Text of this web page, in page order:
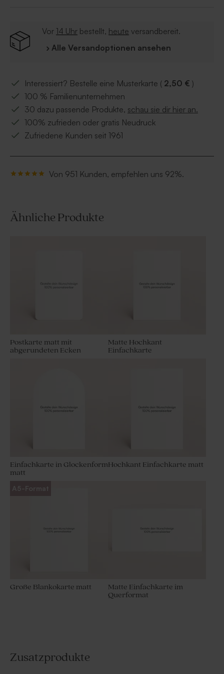
Ihnen Ihren Entwurf in CMYK Farben und einer
Auflösung von 300 dpi hochzuladen.
Vor 14 Uhr bestellt, heute versandbereit.
› Alle Versandoptionen ansehen
Interessiert? Bestelle eine Musterkarte ( 2,50 € )
100 % Familienunternehmen
30 dazu passende Produkte, schau sie dir hier an.
100% zufrieden oder gratis Neudruck
Zufriedene Kunden seit 1961
Von 951 Kunden, empfehlen uns 92%.
Ähnliche Produkte
Postkarte matt mit
abgerundeten Ecken
Matte Hochkant
Einfachkarte
Einfachkarte in Glockenform
matt
Hochkant Einfachkarte matt
A5-Format
Große Blankokarte matt
Matte Einfachkarte im
Querformat
Zusatzprodukte